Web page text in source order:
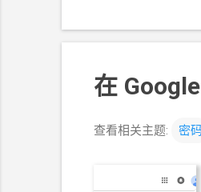
京租房比较贵，在
比较低，环境还可
在
查看相关主题: 密码